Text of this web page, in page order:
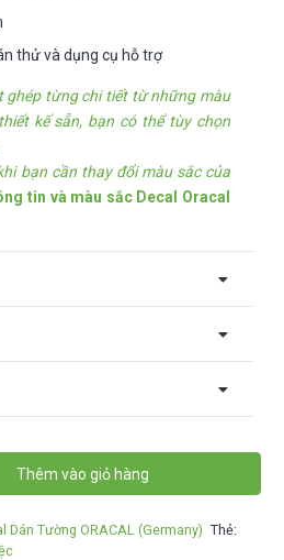
thử và dụng cụ hỗ trợ
ghép từng chi tiết từ những màu
kế sẵn, bạn có thể tùy chọn
bạn cần thay đổi màu sắc của
tin và màu sắc Decal Oracal
Thêm vào giỏ hàng
Dán Tường ORACAL (Germany) Thẻ: